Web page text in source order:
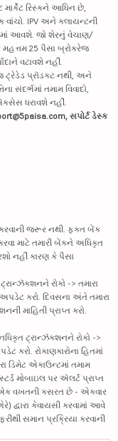
માર્કેટ રિસ્કને આધિન છે,
વાંચો. IPV અને ક્લાયન્ટની
આવશે. જો શેરનું વેચાણ/
25 પૈસા બ્રોકરેજ
વટાવશે નહીં.
પ્રૉડક્ટ નથી, અને
સંદર્ભમાં તમામ વિવાદો,
ધરાવશે નહીં.
સપોર્ટ ડેસ્ક
કરવાની જરૂર નથી. ફક્ત બેંક
માટે તમારી બેંકને અધિકૃત
નહીં કારણ કે પૈસા
રોકો -> તમારા
કરો. દિવસના અંતે તમારા
માહિતી પ્રાપ્ત કરો.
ટ્રાન્ઝૅક્શનને રોકો ->
કરો. રોકાણકારોના હિતમાં
ડિમેટ એકાઉન્ટમાં તમામ
મોબાઇલ પર ઍલર્ટ પ્રાપ્ત
એક વખતની કસરત છે - એકવાર
દ્વારા કેવાયસી કરવામાં આવે
સમાન પ્રક્રિયા કરવાની